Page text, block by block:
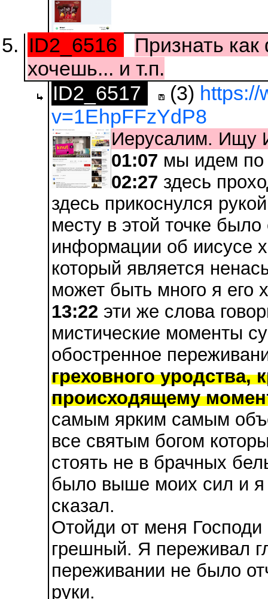
ID2_6516
Признать как
хочешь... и т.п.
ID2_6517
(3) https://
v=1EhpFFzYdP8
Иерусалим. Ищу
01:07 мы идем по
02:27 здесь
здесь прикоснулся
месту в этой точке
информации об иисусе
который является
может быть много я его
13:22 эти же слова
мистические моменты
обостренное
греховного уродства,
происходящему
самым ярким самым
все святым богом
стоять не в брачных
было выше моих сил и я
сказал.
Отойди от меня
грешный. Я переживал
переживании не было
руки.